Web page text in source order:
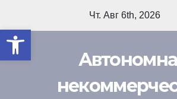
содержимому
Чт. Авг 6th, 2026
Открыть панель